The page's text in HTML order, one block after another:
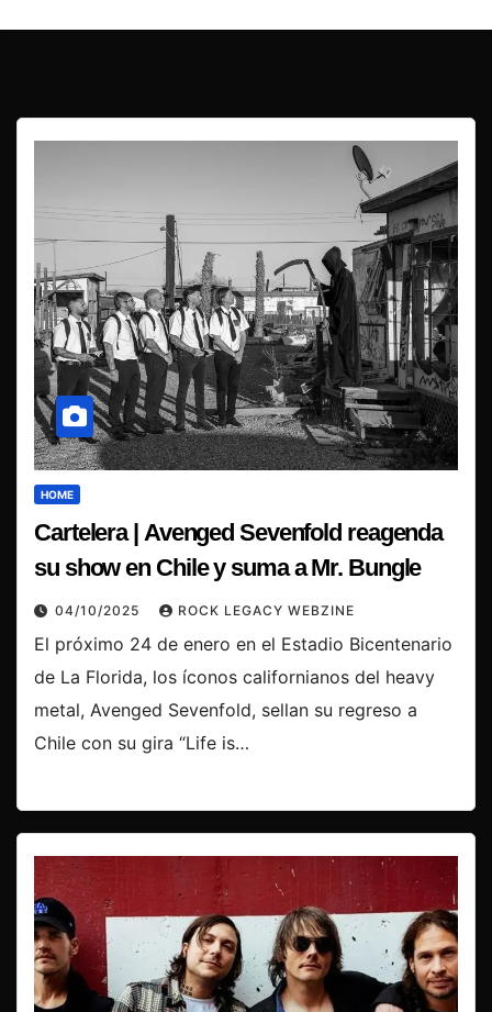
HOME
Cartelera | Avenged Sevenfold reagenda
su show en Chile y suma a Mr. Bungle
04/10/2025 ROCK LEGACY WEBZINE
El próximo 24 de enero en el Estadio Bicentenario
de La Florida, los íconos californianos del heavy
metal, Avenged Sevenfold, sellan su regreso a
Chile con su gira “Life is…